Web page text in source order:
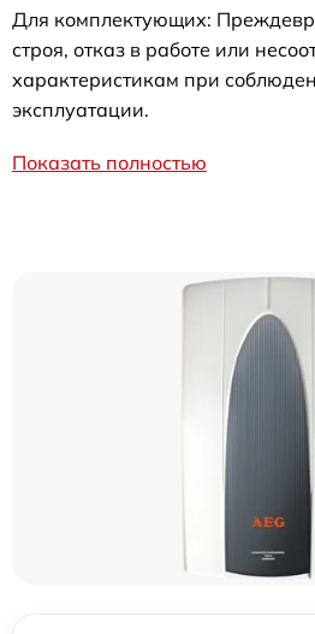
Для комплектующих:
строя, отказ в работе или
характеристикам при
эксплуатации.
Показать полностью